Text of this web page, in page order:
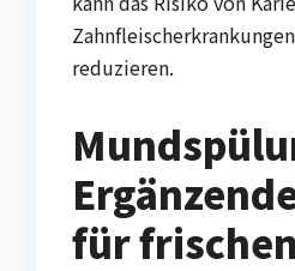
reduzieren.
für